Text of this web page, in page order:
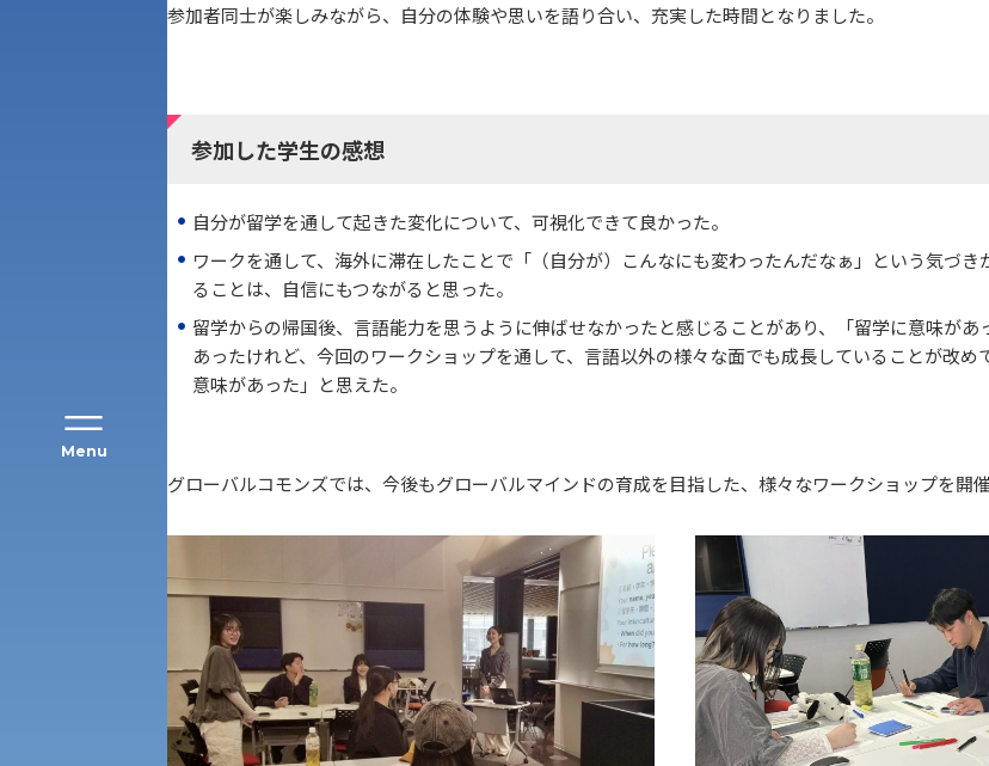
Menu
一般選抜入試［中期日程］
共通テスト利用入試[前期][後期]
キャンパス・施設の見学について
参加者同士が楽しみながら、自分の体験や思いを語り合い、充実した時間となりました。
参加した学生の感想
自分が留学を通して起きた変化について、可視化できて良かった。
ワークを通して、海外に滞在したことで「（自分が）こんなにも変わったんだなぁ」という気づき
ることは、自信にもつながると思った。
留学からの帰国後、言語能力を思うように伸ばせなかったと感じることがあり、「留学に意味があ
あったけれど、今回のワークショップを通して、言語以外の様々な面でも成長していることが改め
意味があった」と思えた。
グローバルコモンズでは、今後もグローバルマインドの育成を目指した、様々なワークショップを開催